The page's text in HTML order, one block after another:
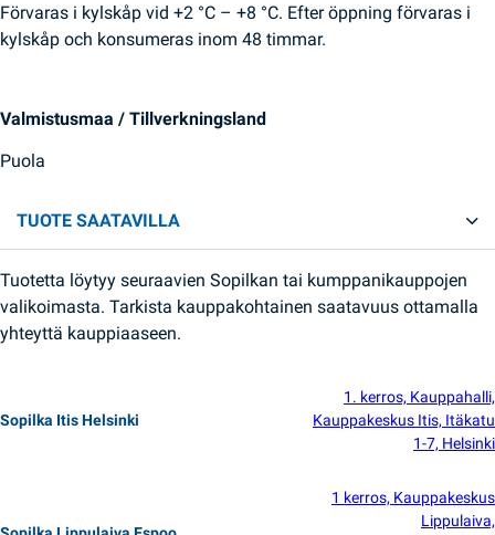
Förvaras i kylskåp vid +2 °C – +8 °C. Efter öppning förvaras i
kylskåp och konsumeras inom 48 timmar.
Valmistusmaa / Tillverkningsland
Puola
TUOTE SAATAVILLA
Tuotetta löytyy seuraavien Sopilkan tai kumppanikauppojen
valikoimasta. Tarkista kauppakohtainen saatavuus ottamalla
yhteyttä kauppiaaseen.
Sopilka Itis Helsinki
1. kerros, Kauppahalli,
Kauppakeskus Itis, Itäkatu
1-7, Helsinki
1 kerros, Kauppakeskus
Lippulaiva,